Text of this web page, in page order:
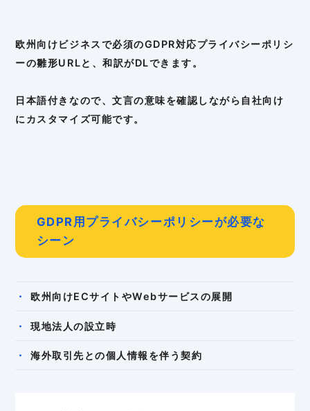
欧州向けビジネスで必須のGDPR対応プライバシーポリシ
ーの雛形URLと、和訳がDLできます。
日本語付きなので、文言の意味を確認しながら自社向け
にカスタマイズ可能です。
GDPR用プライバシーポリシーが必要な
シーン
欧州向けECサイトやWebサービスの展開
現地法人の設立時
海外取引先との個人情報を伴う契約